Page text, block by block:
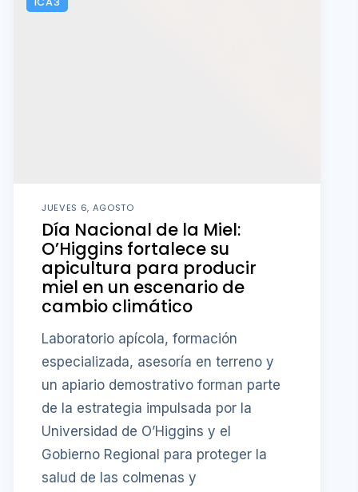
JUEVES 6, AGOSTO
Día Nacional de la Miel:
O’Higgins fortalece su
apicultura para producir
miel en un escenario de
cambio climático
Laboratorio apícola, formación
especializada, asesoría en terreno y
un apiario demostrativo forman parte
de la estrategia impulsada por la
Universidad de O’Higgins y el
Gobierno Regional para proteger la
salud de las colmenas y